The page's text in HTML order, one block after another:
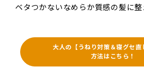
ベタつかないなめらか質感の髪に整
大人の【うねり対策＆寝グセ直
方法はこちら！